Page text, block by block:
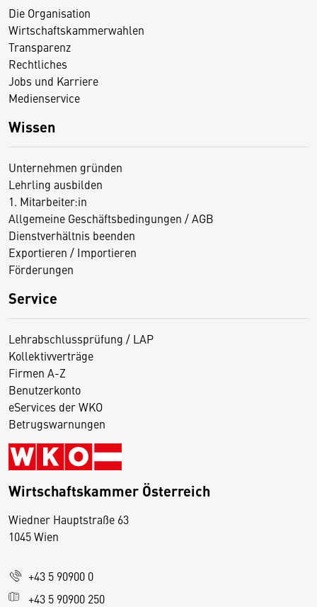
Die Organisation
Wirtschaftskammerwahlen
Transparenz
Rechtliches
Jobs und Karriere
Medienservice
Wissen
Unternehmen gründen
Lehrling ausbilden
1. Mitarbeiter:in
Allgemeine Geschäftsbedingungen / AGB
Dienstverhältnis beenden
Exportieren / Importieren
Förderungen
Service
Lehrabschlussprüfung / LAP
Kollektivverträge
Firmen A-Z
Benutzerkonto
eServices der WKO
Betrugswarnungen
Wirtschaftskammer Österreich
Wiedner Hauptstraße 63
1045 Wien
+43 5 90900 0
+43 5 90900 250
D
s
e